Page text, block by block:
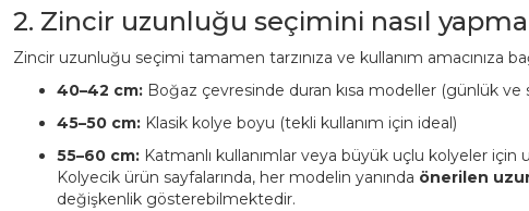
2. Zincir uzunluğu seçimini nasıl
Zincir uzunluğu seçimi tamamen tarzınıza ve kullanım amacınıza
40–42 cm: Boğaz çevresinde duran kısa modeller (günlük
45–50 cm: Klasik kolye boyu (tekli kullanım için ideal)
55–60 cm: Katmanlı kullanımlar veya büyük uçlu kolyeler için
Kolyecik ürün sayfalarında, her modelin yanında önerilen
değişkenlik gösterebilmektedir.